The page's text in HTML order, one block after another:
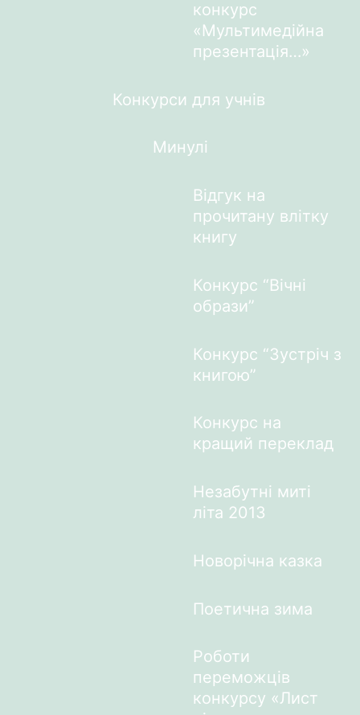
конкурс
«Мультимедійна
презентація…»
Конкурси для учнів
Минулі
Відгук на
прочитану влітку
книгу
Конкурс “Вічні
образи”
Конкурс “Зустріч з
книгою”
Конкурс на
кращий переклад
Незабутні миті
літа 2013
Новорічна казка
Поетична зима
Роботи
переможців
конкурсу «Лист